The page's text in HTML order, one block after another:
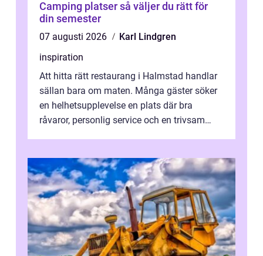
Camping platser så väljer du rätt för
din semester
07 augusti 2026
Karl Lindgren
inspiration
Att hitta rätt restaurang i Halmstad handlar
sällan bara om maten. Många gäster söker
en helhetsupplevelse en plats där bra
råvaror, personlig service och en trivsam